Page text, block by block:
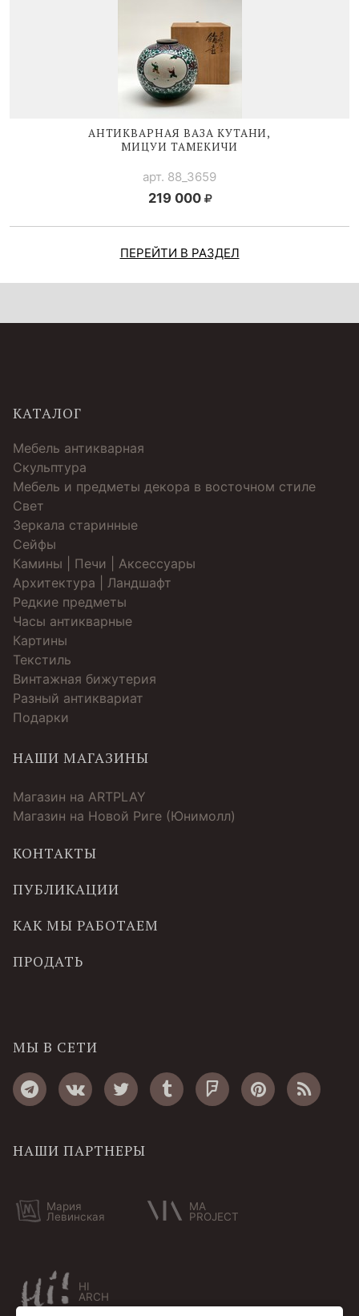
АНТИКВАРНАЯ ВАЗА КУТАНИ,
МИЦУИ ТАМЕКИЧИ
арт. 88_3659
219 000
ПЕРЕЙТИ В РАЗДЕЛ
КАТАЛОГ
Мебель антикварная
Скульптура
Мебель и предметы декора в восточном стиле
Свет
Зеркала старинные
Cейфы
Камины | Печи | Аксессуары
Архитектура | Ландшафт
Редкие предметы
Часы антикварные
Картины
Текстиль
Винтажная бижутерия
Разный антиквариат
Подарки
НАШИ МАГАЗИНЫ
Магазин на ARTPLAY
Магазин на Новой Риге (Юнимолл)
КОНТАКТЫ
ПУБЛИКАЦИИ
КАК МЫ РАБОТАЕМ
ПРОДАТЬ
МЫ В СЕТИ
НАШИ ПАРТНЕРЫ
Мария
Левинская
MA
PROJECT
HI
ARCH